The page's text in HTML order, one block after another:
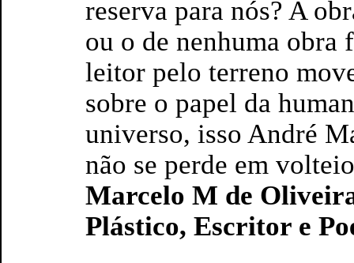
reserva para nós? A
ou o de nenhuma
leitor pelo terreno
sobre o papel da
universo, isso André
não se perde em
Marcelo M de
Plástico, Escritor e